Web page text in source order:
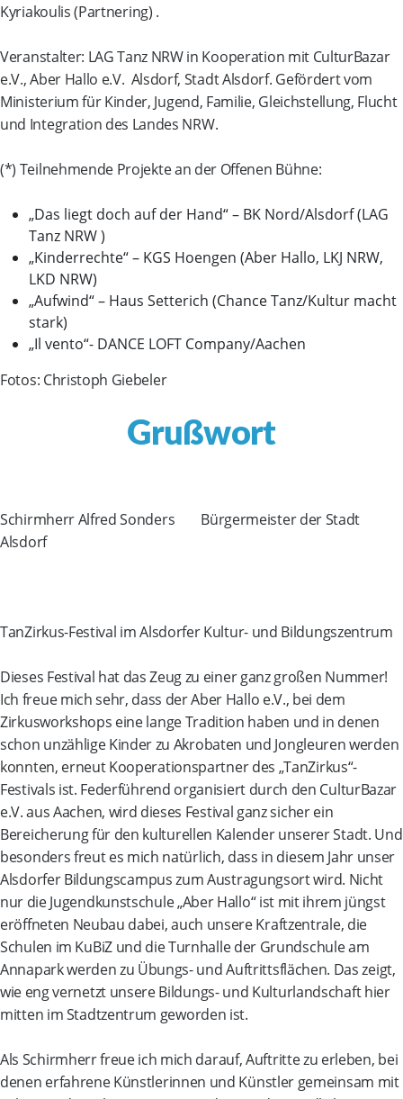
Kyriakoulis (Partnering) .
Veranstalter: LAG Tanz NRW in Kooperation mit CulturBazar
e.V., Aber Hallo e.V. Alsdorf, Stadt Alsdorf. Gefördert vom
Ministerium für Kinder, Jugend, Familie, Gleichstellung, Flucht
und Integration des Landes NRW.
(*) Teilnehmende Projekte an der Offenen Bühne:
„Das liegt doch auf der Hand“ – BK Nord/Alsdorf (LAG
Tanz NRW )
„Kinderrechte“ – KGS Hoengen (Aber Hallo, LKJ NRW,
LKD NRW)
„Aufwind“ – Haus Setterich (Chance Tanz/Kultur macht
stark)
„Il vento“- DANCE LOFT Company/Aachen
Fotos: Christoph Giebeler
Grußwort
Schirmherr Alfred Sonders Bürgermeister der Stadt
Alsdorf
TanZirkus-Festival im Alsdorfer Kultur- und Bildungszentrum
Dieses Festival hat das Zeug zu einer ganz großen Nummer!
Ich freue mich sehr, dass der Aber Hallo e.V., bei dem
Zirkusworkshops eine lange Tradition haben und in denen
schon unzählige Kinder zu Akrobaten und Jongleuren werden
konnten, erneut Kooperationspartner des „TanZirkus“-
Festivals ist. Federführend organisiert durch den CulturBazar
e.V. aus Aachen, wird dieses Festival ganz sicher ein
Bereicherung für den kulturellen Kalender unserer Stadt. Und
besonders freut es mich natürlich, dass in diesem Jahr unser
Alsdorfer Bildungscampus zum Austragungsort wird. Nicht
nur die Jugendkunstschule „Aber Hallo“ ist mit ihrem jüngst
eröffneten Neubau dabei, auch unsere Kraftzentrale, die
Schulen im KuBiZ und die Turnhalle der Grundschule am
Annapark werden zu Übungs- und Auftrittsflächen. Das zeigt,
wie eng vernetzt unsere Bildungs- und Kulturlandschaft hier
mitten im Stadtzentrum geworden ist.
Als Schirmherr freue ich mich darauf, Auftritte zu erleben, bei
denen erfahrene Künstlerinnen und Künstler gemeinsam mit